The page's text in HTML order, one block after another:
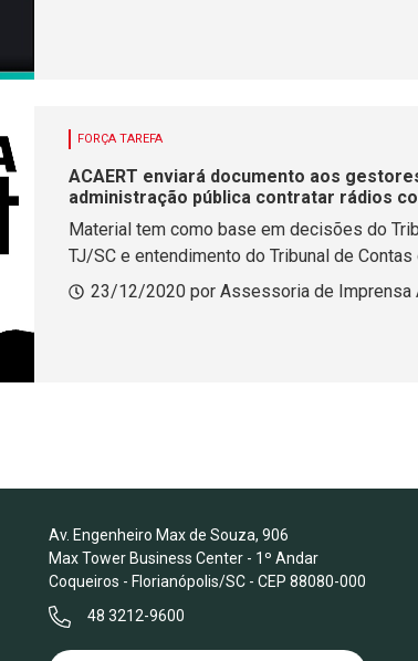
FORÇA TAREFA
ACAERT enviará documento aos
administração pública contratar rádios
Material tem como base em decisões do
TJ/SC e entendimento do Tribunal de Contas
23/12/2020 por Assessoria de Imprensa
Av. Engenheiro Max de Souza, 906
Max Tower Business Center - 1º Andar
Coqueiros - Florianópolis/SC - CEP 88080-000
48 3212-9600